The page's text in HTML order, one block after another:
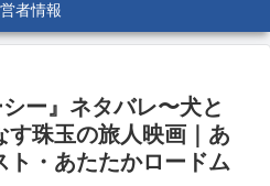
者情報
ー』ネタバレ〜犬と
す珠玉の旅人映画｜あ
ト・あたたかロードム